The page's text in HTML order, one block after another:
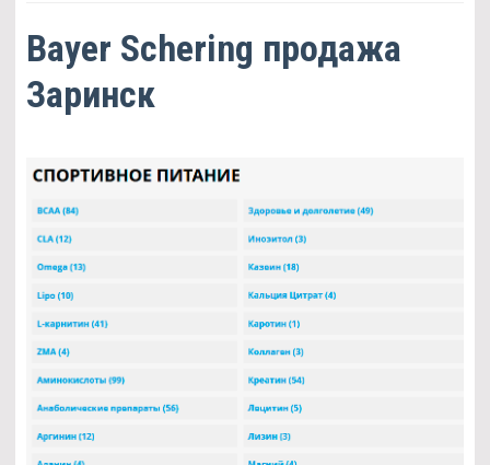
Bayer Schering продажа
Заринск